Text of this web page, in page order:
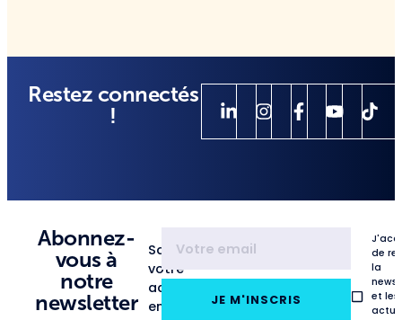
Restez connectés
!
Abonnez-
vous à
notre
newsletter
Saisissez
votre
adresse
email
JE M'INSCRIS
de
la
et les